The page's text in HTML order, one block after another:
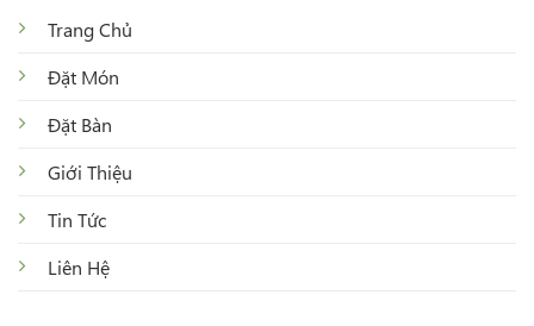
Trang Chủ
Đặt Món
Đặt Bàn
Giới Thiệu
Tin Tức
Liên Hệ